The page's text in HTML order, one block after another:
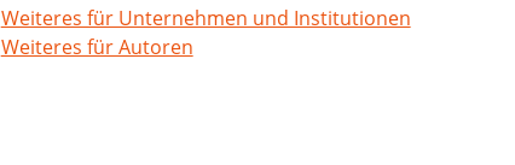
Weiteres für Unternehmen und Institutionen
Weiteres für Autoren